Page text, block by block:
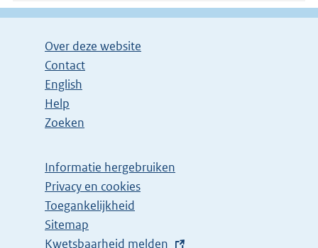
Over deze website
Contact
English
Help
Zoeken
Informatie hergebruiken
Privacy en cookies
Toegankelijkheid
Sitemap
E
Kwetsbaarheid melden